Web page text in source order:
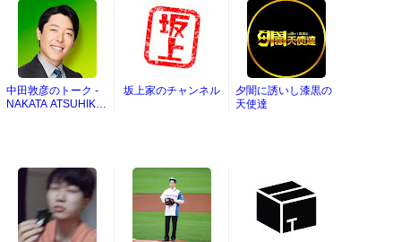
中田敦彦のトーク -
NAKATA ATSUHIKO
坂上家のチャンネル
夕闇に誘いし漆黒の
天使達